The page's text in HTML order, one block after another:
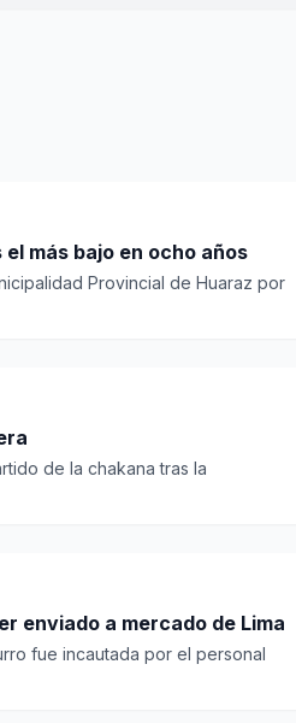
más bajo en ocho años
Provincial de Huaraz por
de la chakana tras la
enviado a mercado de Lima
fue incautada por el personal